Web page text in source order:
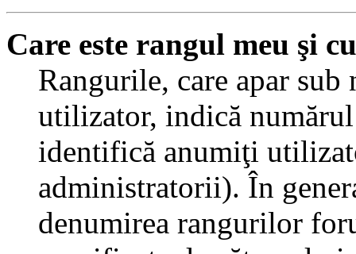
Care este rangul meu şi
Rangurile, care apar sub
utilizator, indică numărul
identifică anumiţi
administratorii). În
denumirea rangurilor